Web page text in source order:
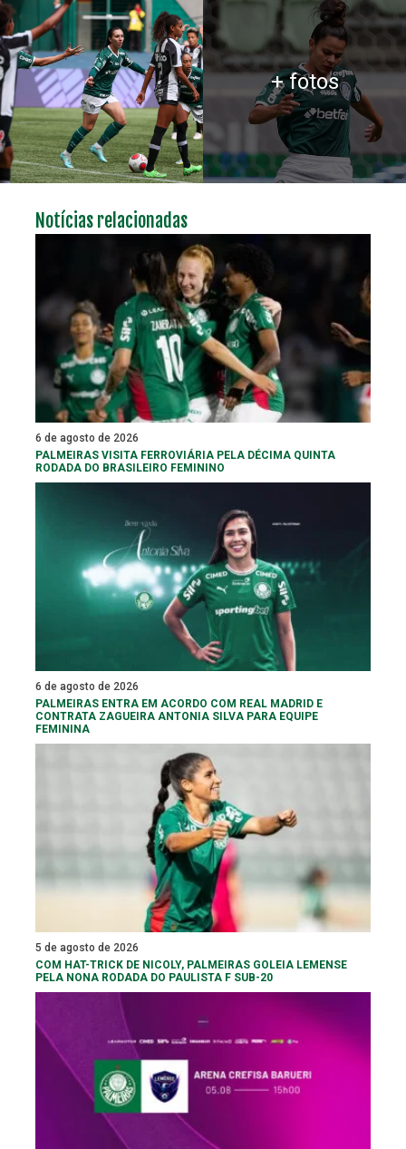
+ fotos
Notícias relacionadas
6 de agosto de 2026
PALMEIRAS VISITA FERROVIÁRIA PELA DÉCIMA QUINTA
RODADA DO BRASILEIRO FEMININO
6 de agosto de 2026
PALMEIRAS ENTRA EM ACORDO COM REAL MADRID E
CONTRATA ZAGUEIRA ANTONIA SILVA PARA EQUIPE
FEMININA
5 de agosto de 2026
COM HAT-TRICK DE NICOLY, PALMEIRAS GOLEIA LEMENSE
PELA NONA RODADA DO PAULISTA F SUB-20